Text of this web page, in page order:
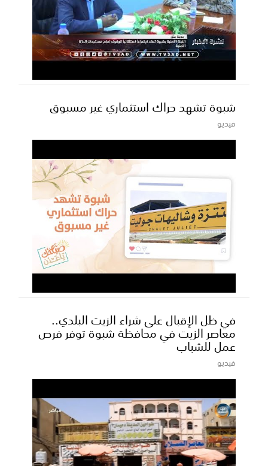
شبوة تشهد حراك استثماري غير مسبوق
فيديو
في ظل الإقبال على شراء الزيت البلدي..
معاصر الزيت في محافظة شبوة توفر فرص
عمل للشباب
فيديو